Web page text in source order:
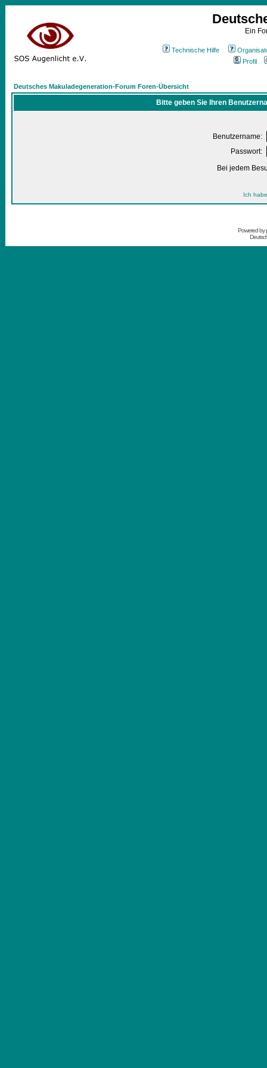
Ein
Technische Hilfe
Profil
Deutsches Makuladegeneration-Forum Foren-Übersicht
Bitte geben Sie Ihren
Benutzername:
Passwort:
Bei jedem
Ich
Powered by